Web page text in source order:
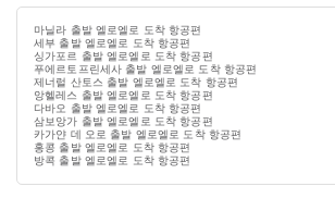
마닐라 출발 엘로엘로 도착 항공편
세부 출발 엘로엘로 도착 항공편
싱가포르 출발 엘로엘로 도착 항공편
푸에르토프린세사 출발 엘로엘로 도착 항공편
제너럴 산토스 출발 엘로엘로 도착 항공편
앙헬레스 출발 엘로엘로 도착 항공편
다바오 출발 엘로엘로 도착 항공편
삼보앙가 출발 엘로엘로 도착 항공편
카가얀 데 오로 출발 엘로엘로 도착 항공편
홍콩 출발 엘로엘로 도착 항공편
방콕 출발 엘로엘로 도착 항공편